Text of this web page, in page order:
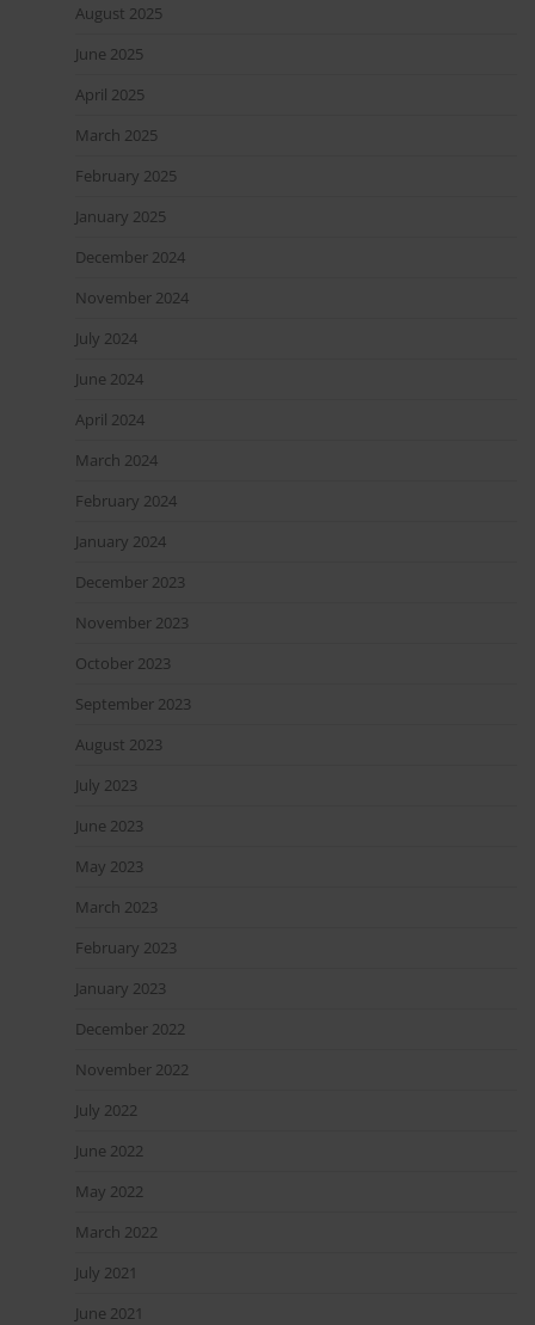
August 2025
June 2025
April 2025
March 2025
February 2025
January 2025
December 2024
November 2024
July 2024
June 2024
April 2024
March 2024
February 2024
January 2024
December 2023
November 2023
October 2023
September 2023
August 2023
July 2023
June 2023
May 2023
March 2023
February 2023
January 2023
December 2022
November 2022
July 2022
June 2022
May 2022
March 2022
July 2021
June 2021